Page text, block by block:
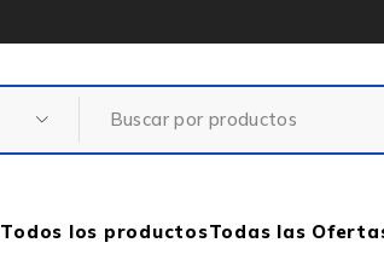
Todos los productosTodas las